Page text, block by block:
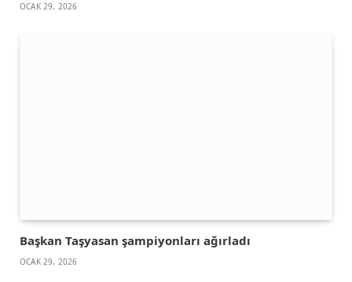
OCAK 29, 2026
Başkan Taşyasan şampiyonları ağırladı
OCAK 29, 2026